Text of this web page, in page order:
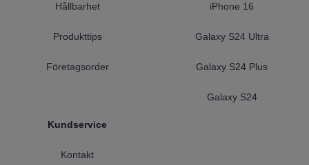
Hållbarhet
Produkttips
Företagsorder
Kundservice
Kontakt
iPhone 16
Galaxy S24 Ultra
Galaxy S24 Plus
Galaxy S24